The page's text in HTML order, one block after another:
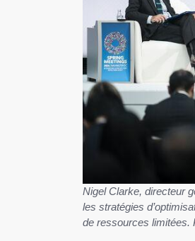
Nigel Clarke, directeur
les stratégies
de ressources limitées.